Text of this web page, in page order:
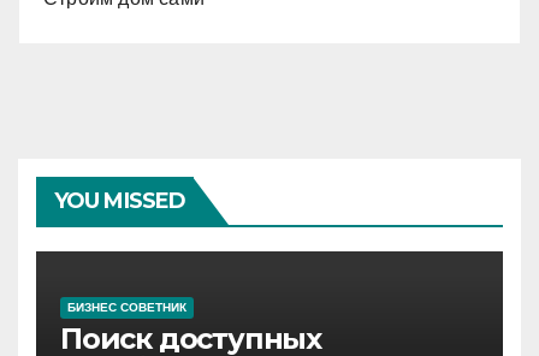
YOU MISSED
БИЗНЕС СОВЕТНИК
Поиск доступных